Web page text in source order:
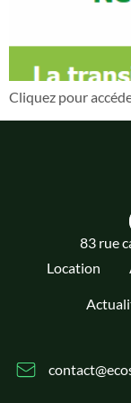
Cliquez pour
83 rue
Location